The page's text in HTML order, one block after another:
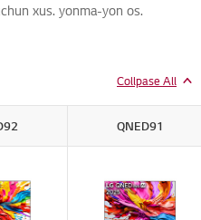
xus. yonma-yon os.
Collpase All
QNED91